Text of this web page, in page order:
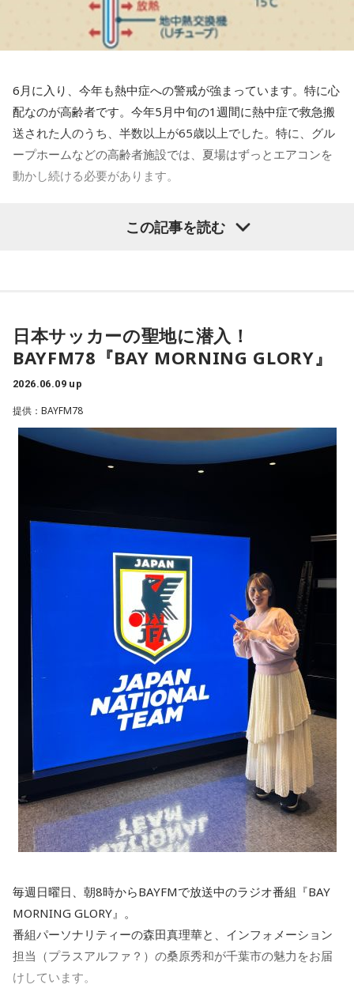
6月に入り、今年も熱中症への警戒が強まっています。特に心
配なのが高齢者です。今年5月中旬の1週間に熱中症で救急搬
送された人のうち、半数以上が65歳以上でした。特に、グル
ープホームなどの高齢者施設では、夏場はずっとエアコンを
動かし続ける必要があります。
真夏でも地下はひんやり
う仕組みを導入しました。一体どんなシステムなのか。この
システムを開発した、地中熱エネルギー事業などを展開す
る、株式会社イノベックス 福宮健司さんに聞きました。
株式会社イノベックス 福宮健司さん
地中熱は、地表部分0から10Mくらいまでは外気温の影響を受
18度の安定した熱が一年中そこにあります。夏にしてみたら
18度というのは非常に冷たい。冬にしてみたら18度ってのは
とても暖かいので、これを熱源にして特に空調などに使う
と、空調の室外機の代わりを地中がしてくれるので、安定し
た熱エネルギーを自分の土地から調達することができる。こ
れが地中熱の一番のいいところです。
安定した地下と熱をやり取りするために、深さ100メートル
の穴を掘って、パイプを通し、水を循環させます。普通のエ
アコンが外の暑さ・寒さの影響を受けやすいのに対し、地中
熱はこのパイプの水を通じて常に安定した温度を利用するた
め、猛暑や厳しい寒さといった過酷な環境の時ほど、強みを
発揮する仕組み。
ただ、従来はこの穴を何本も掘る必要があり、狭い都内では
導入が困難でした。しかし、今回導入された独自システム
から5倍に高めました。そのため、本来15本ほど必要だった
深さ100メートルの穴がたった3本、駐車場2台分ほどのわず
かなスペースで済んだそうです。
この記事を読む
日本サッカーの聖地に潜入！
BAYFM78『BAY MORNING GLORY』
2026.06.09 up
提供：BAYFM78
毎週日曜日、朝8時からBAYFMで放送中のラジオ番組『BAY
MORNING GLORY』。
番組パーソナリティーの森田真理華と、インフォメーション
担当（プラスアルファ？）の桑原秀和が千葉市の魅力をお届
けしています。